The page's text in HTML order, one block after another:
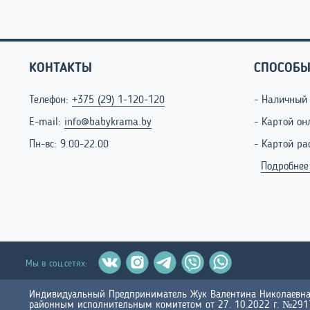
КОНТАКТЫ
Телефон: +375 (29) 1-120-120
E-mail: info@babykrama.by
Пн-вс: 9.00-22.00
- Наличный
- Картой
- Картой
Мы в соц.сетях:
Индивидуальный Предприниматель Жук Валентина
районным исполнительным комитетом от 27. 10.2022 г.